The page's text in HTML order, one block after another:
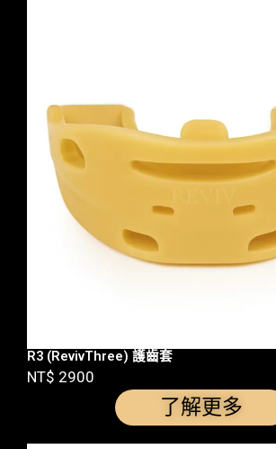
R3 (RevivThree) 護齒套
NT$ 2900
了解更多